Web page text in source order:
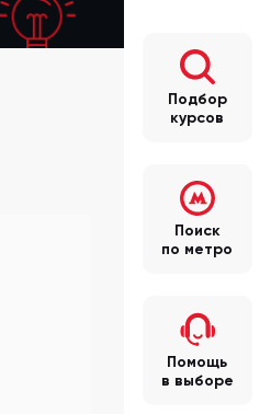
Подбор
курсов
Поиск
по метро
Помощь
в выборе